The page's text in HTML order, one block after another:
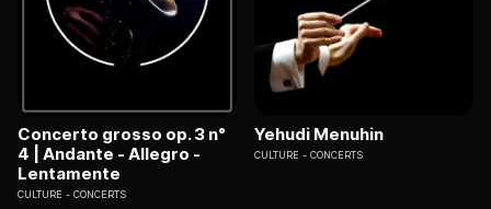
Concerto grosso op. 3 n°
4 | Andante - Allegro -
Lentamente
CULTURE CONCERTS
Yehudi Menuhin
CULTURE CONCERTS